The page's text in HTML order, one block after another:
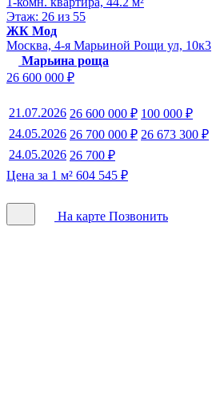
Этаж: 26 из 55
ЖК Мод
Москва, 4-я Марьиной Рощи ул, 10к3
Марьина роща
26 600 000 ₽
21.07.2026 26 600 000 ₽ 100 000 ₽
24.05.2026 26 700 000 ₽ 26 673 300 ₽
24.05.2026 26 700 ₽
Цена за 1 м² 604 545 ₽
На карте Позвонить